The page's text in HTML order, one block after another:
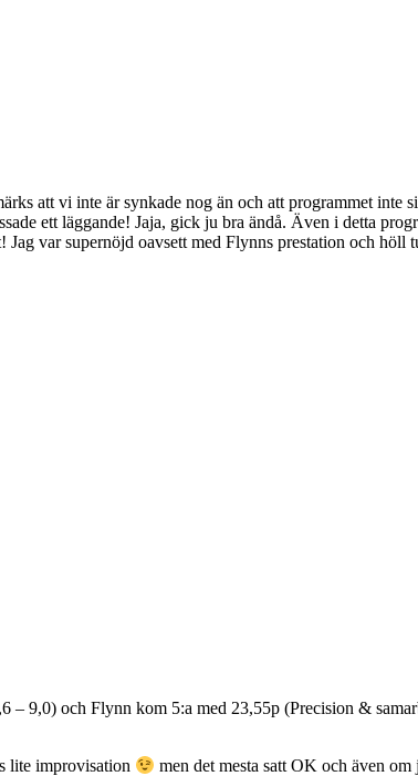
att vi inte är synkade nog än och att programmet inte
ett läggande! Jaja, gick ju bra ändå. Även i detta
var supernöjd oavsett med Flynns prestation och höll
9,0) och Flynn kom 5:a med 23,55p (Precision &
lite improvisation
men det mesta satt OK och även